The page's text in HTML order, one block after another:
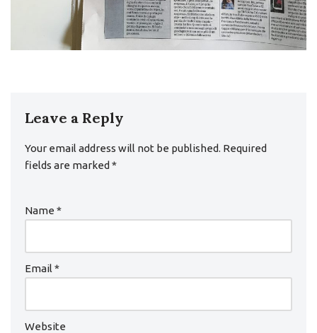
Leave a Reply
Your email address will not be published. Required
fields are marked *
Name *
Email *
Website